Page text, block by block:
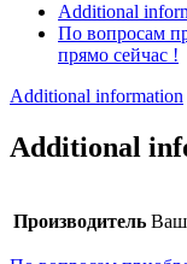
Additional
По вопросам
прямо сейчас !
Additional information
Additional
Производитель